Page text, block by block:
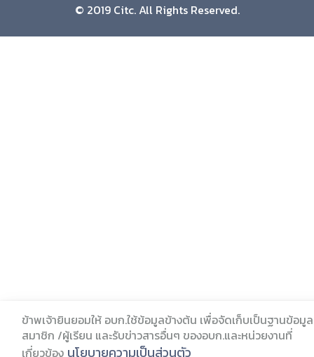
© 2019 Citc. All Rights Reserved.
ข้าพเจ้ายินยอมให้ อบก.ใช้ข้อมูลข้างต้น เพื่อจัดเก็บเป็นฐานข้อมูล
สมาชิก /ผู้เรียน และรับข่าวสารอื่นๆ ของอบก.และหน่วยงานที่
เกี่ยวข้อง นโยบายความเป็นส่วนตัว